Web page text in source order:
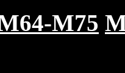
M75